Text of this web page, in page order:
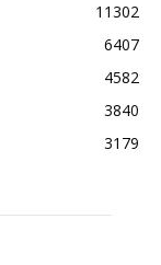
11302
6407
4582
3840
3179